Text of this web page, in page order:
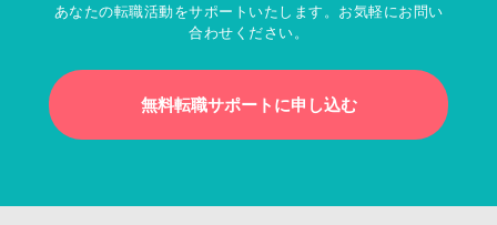
あなたの転職活動をサポートいたします。お気軽にお問い
合わせください。
無料転職サポートに申し込む